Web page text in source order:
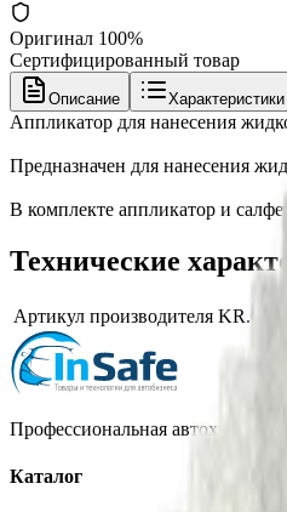
Оригинал 100%
Сертифицированный товар
Описание Характеристики
Аппликатор для нанесения
Предназначен для нанесения
В комплекте аппликатор и
Технические
Артикул производителя
Профессиональная автохимия,
Каталог